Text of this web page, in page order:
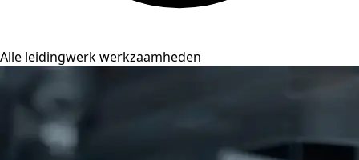
Alle leidingwerk werkzaamheden